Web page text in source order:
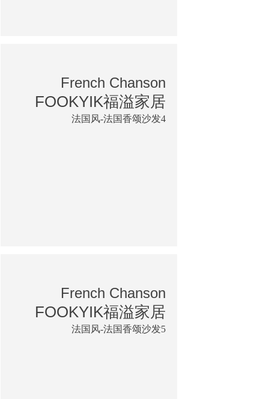
French Chanson
FOOKYIK福溢家居
法国风-法国香颂沙发4
French Chanson
FOOKYIK福溢家居
法国风-法国香颂沙发5